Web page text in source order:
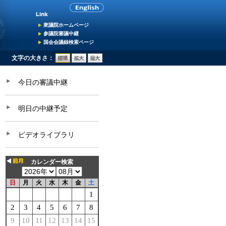
衆議院ホームページ
参議院審議中継
国会会議録検索ページ
文字の大きさ：
今日の審議中継
明日の中継予定
ビデオライブラリ
カレンダー検索
日 月 火 水 木 金 土
1
2
3 4 5 6 7
8
9
10 11 12 13 14
15